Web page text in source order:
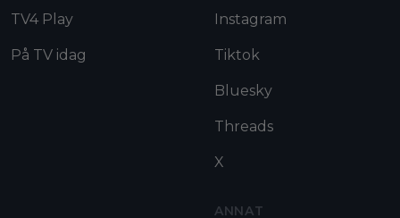
TV4 Play
På TV idag
Instagram
Tiktok
Bluesky
Threads
X
ANNAT